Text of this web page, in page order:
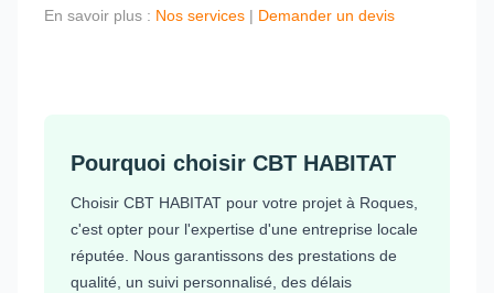
En savoir plus : Nos services | Demander un devis
Pourquoi choisir CBT HABITAT
Choisir CBT HABITAT pour votre projet à Roques,
c'est opter pour l'expertise d'une entreprise locale
réputée. Nous garantissons des prestations de
qualité, un suivi personnalisé, des délais